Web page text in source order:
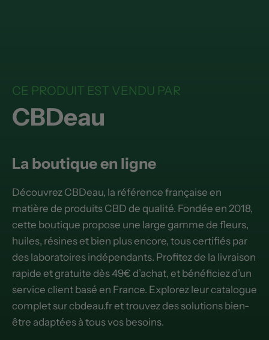
CE PRODUIT EST VENDU PAR
CBDeau
La boutique en ligne
Découvrez CBDeau, la référence française en
matière de produits CBD de qualité. Fondée en 2018,
cette boutique propose une large gamme de fleurs,
huiles, résines et bien plus encore, tous certifiés par
des laboratoires indépendants. Profitez de la livraison
rapide et gratuite dès 49€ d’achat, et bénéficiez d’un
service client basé en France. Explorez leur catalogue
complet sur cbdeau.fr et trouvez des solutions bien-
être adaptées à tous vos besoins.